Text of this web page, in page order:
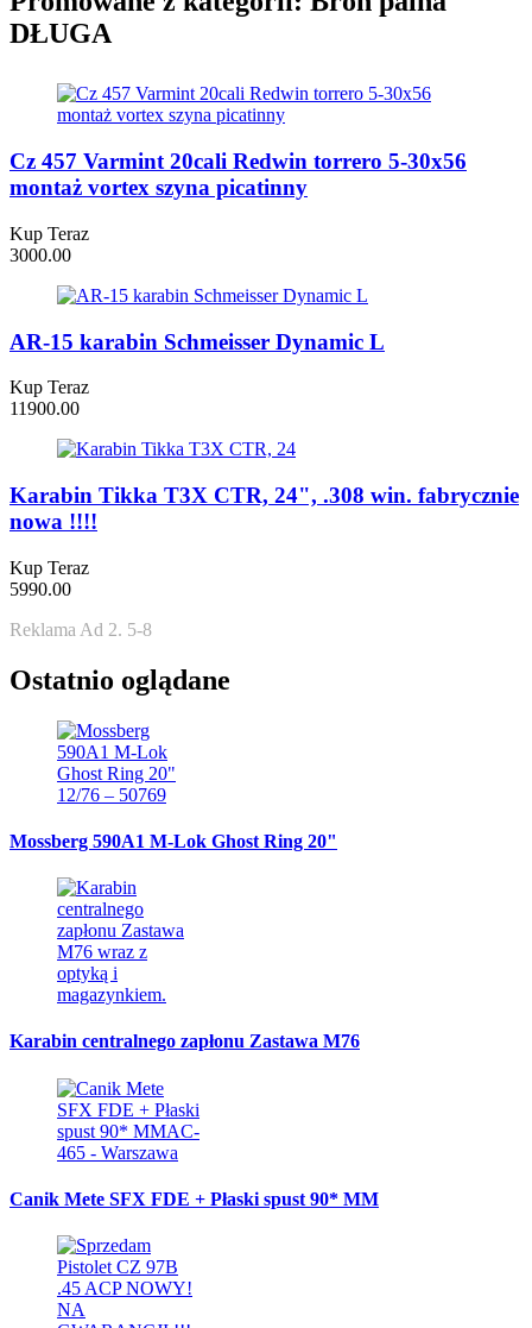
DŁUGA
Cz 457 Varmint 20cali Redwin torrero 5-30x56
montaż vortex szyna picatinny
Kup Teraz
3000.00
AR-15 karabin Schmeisser Dynamic L
Kup Teraz
11900.00
Karabin Tikka T3X CTR, 24", .308 win. fabrycznie
nowa !!!!
Kup Teraz
5990.00
Reklama Ad 2. 5-8
Ostatnio oglądane
Mossberg 590A1 M-Lok Ghost Ring 20"
Karabin centralnego zapłonu Zastawa M76
Canik Mete SFX FDE + Płaski spust 90* MM